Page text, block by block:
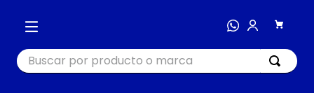
Buscar por producto o marca